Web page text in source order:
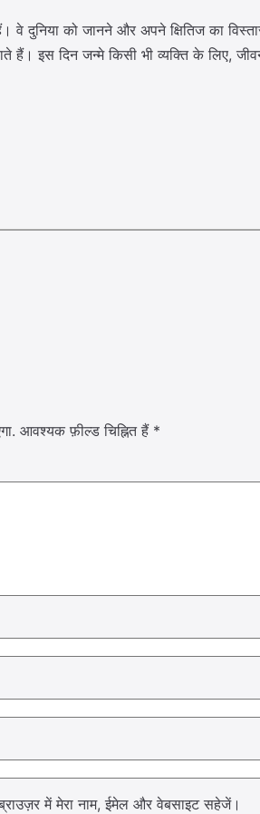
वे दुनिया को जानने और अपने क्षितिज का
इस दिन जन्मे किसी भी व्यक्ति के लिए,
आवश्यक फ़ील्ड चिह्नित हैं *
में मेरा नाम, ईमेल और वेबसाइट सहेजें।